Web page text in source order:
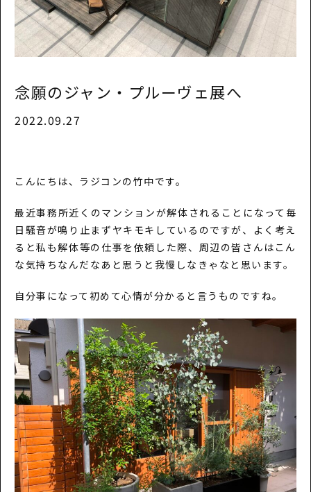
念願のジャン・プルーヴェ展へ
2022.09.27
こんにちは、ラジコンの竹中です。
最近事務所近くのマンションが解体されることになって毎
日騒音が鳴り止まずヤキモキしているのですが、よく考え
ると私も解体等の仕事を依頼した際、周辺の皆さんはこん
な気持ちなんだなあと思うと我慢しなきゃなと思います。
自分事になって初めて心情が分かると言うものですね。